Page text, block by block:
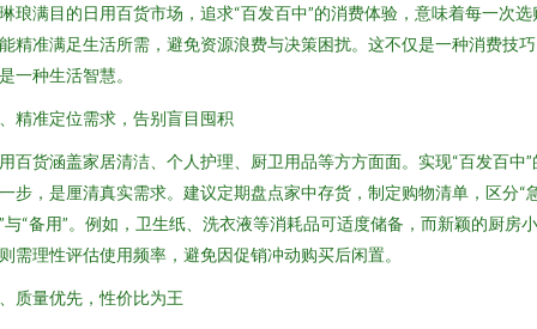
琅满目的日用百货市场，追求“百发百中”的消费体验，意味着每一次选
精准满足生活所需，避免资源浪费与决策困扰。这不仅是一种消费技
一种生活智慧。
精准定位需求，告别盲目囤积
百货涵盖家居清洁、个人护理、厨卫用品等方方面面。实现“百发百中”
步，是厘清真实需求。建议定期盘点家中存货，制定购物清单，区分“
与“备用”。例如，卫生纸、洗衣液等消耗品可适度储备，而新颖的厨房
需理性评估使用频率，避免因促销冲动购买后闲置。
质量优先，性价比为王